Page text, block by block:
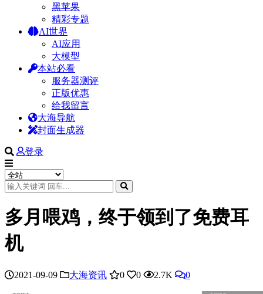
黑苹果
精彩专题
AI世界
AI应用
大模型
本站必看
服务器测评
正版优惠
给我留言
大海导航
封面生成器
登录
多月喂鸡，终于领到了免费耳
机
2021-09-09 大海资讯 0 0 2.7K 0